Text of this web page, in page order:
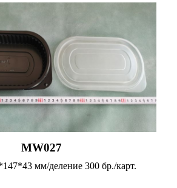
MW027
мм/деление 300 бр./карт.